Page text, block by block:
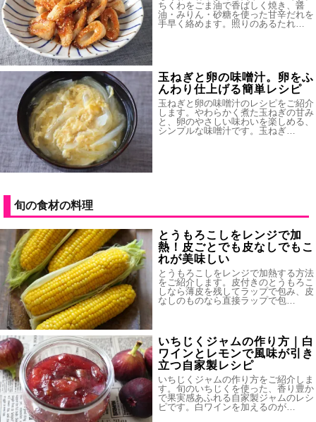
ちくわをごま油で香ばしく焼き、醤
油・みりん・砂糖を使った甘辛だれを
手早く絡めます。照りのあるたれ…
玉ねぎと卵の味噌汁。卵をふ
んわり仕上げる簡単レシピ
玉ねぎと卵の味噌汁のレシピをご紹介
します。やわらかく煮た玉ねぎの甘み
と、卵のやさしい味わいを楽しめる、
シンプルな味噌汁です。玉ねぎ…
旬の食材の料理
とうもろこしをレンジで加
熱！皮ごとでも皮なしでもこ
れが美味しい
とうもろこしをレンジで加熱する方法
をご紹介します。皮付きのとうもろこ
しなら薄皮を残してラップで包み、皮
なしのものなら直接ラップで包…
いちじくジャムの作り方｜白
ワインとレモンで風味が引き
立つ自家製レシピ
いちじくジャムの作り方をご紹介しま
す。旬のいちじくを使った、香り豊か
で果実感あふれる自家製ジャムのレシ
ピです。白ワインを加えるのが…